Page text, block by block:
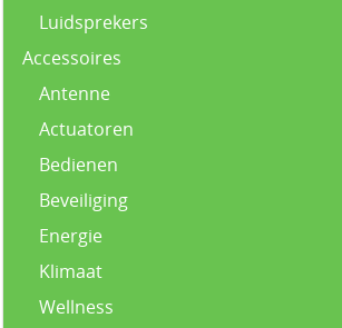
Luidsprekers
Accessoires
Antenne
Actuatoren
Bedienen
Beveiliging
Energie
Klimaat
Wellness